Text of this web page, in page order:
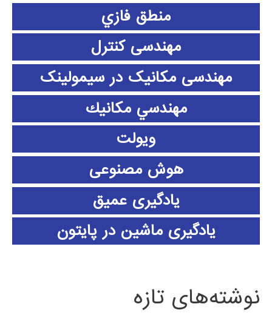
منطق فازي
مهندسی کنترل
مهندسی مکانیک در سیمولینک
مهندسي مكانيك
ویولت
هوش مصنوعی
یادگیری عمیق
یادگیری ماشین در پایتون
نوشته‌های تازه